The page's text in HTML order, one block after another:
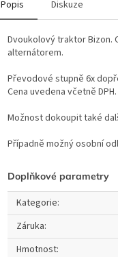
Popis Diskuze
Dvoukolový traktor Bizon.
alternátorem.
Převodové stupně 6x
Cena uvedena včetně DPH.
Možnost dokoupit také
Případně možný osobní
Doplňkové parametry
Kategorie:
Záruka:
Hmotnost: